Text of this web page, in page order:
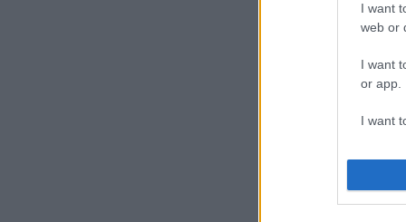
I want
web or
I want
or app.
I want
I want